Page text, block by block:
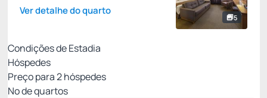
5
Ver detalhe do quarto
Condições de Estadia
Hóspedes
Preço para2hóspedes
Nº de quartos